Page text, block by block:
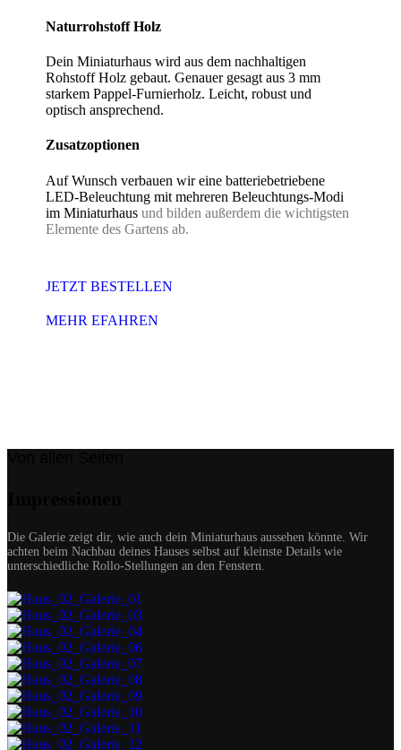
Naturrohstoff Holz​
Dein Miniaturhaus wird aus dem nachhaltigen
Rohstoff Holz gebaut. Genauer gesagt aus 3 mm
starkem Pappel-Furnierholz. Leicht, robust und
optisch ansprechend.
Zusatzoptionen
Auf Wunsch verbauen wir eine batteriebetriebene
LED-Beleuchtung mit mehreren Beleuchtungs-Modi
im Miniaturhausund bilden außerdem die wichtigsten
Elemente des Gartens ab.
JETZT BESTELLEN
MEHR EFAHREN
Die Galerie zeigt dir, wie auch dein Miniaturhaus aussehen könnte. Wir
achten beim Nachbau deines Hauses selbst auf kleinste Details wie
unterschiedliche Rollo-Stellungen an den Fenstern.